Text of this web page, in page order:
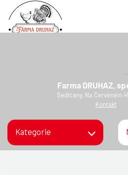
O nás
Podmínky objednávek
Zadejte údaje k
Farma DRUHAZ,
Sedlčany, Na Červeném
Kontakt
Kategorie